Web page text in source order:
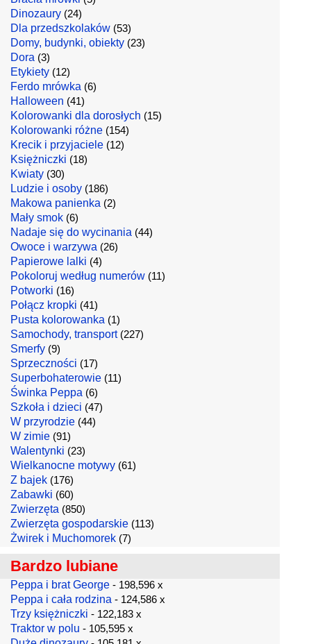
Dinozaury (24)
Dla przedszkolaków (53)
Domy, budynki, obiekty (23)
Dora (3)
Etykiety (12)
Ferdo mrówka (6)
Halloween (41)
Kolorowanki dla dorosłych (15)
Kolorowanki różne (154)
Krecik i przyjaciele (12)
Księżniczki (18)
Kwiaty (30)
Ludzie i osoby (186)
Makowa panienka (2)
Mały smok (6)
Nadaje się do wycinania (44)
Owoce i warzywa (26)
Papierowe lalki (4)
Pokoloruj według numerów (11)
Potworki (16)
Połącz kropki (41)
Pusta kolorowanka (1)
Samochody, transport(227)
Smerfy (9)
Sprzeczności (17)
Superbohaterowie (11)
Świnka Peppa (6)
Szkoła i dzieci (47)
W przyrodzie (44)
W zimie (91)
Walentynki (23)
Wielkanocne motywy (61)
Z bajek (176)
Zabawki (60)
Zwierzęta (850)
Zwierzęta gospodarskie (113)
Żwirek i Muchomorek (7)
Bardzo lubiane
Peppa i brat George - 198,596 x
Peppa i cała rodzina - 124,586 x
Trzy księżniczki - 122,183 x
Traktor w polu - 105,595 x